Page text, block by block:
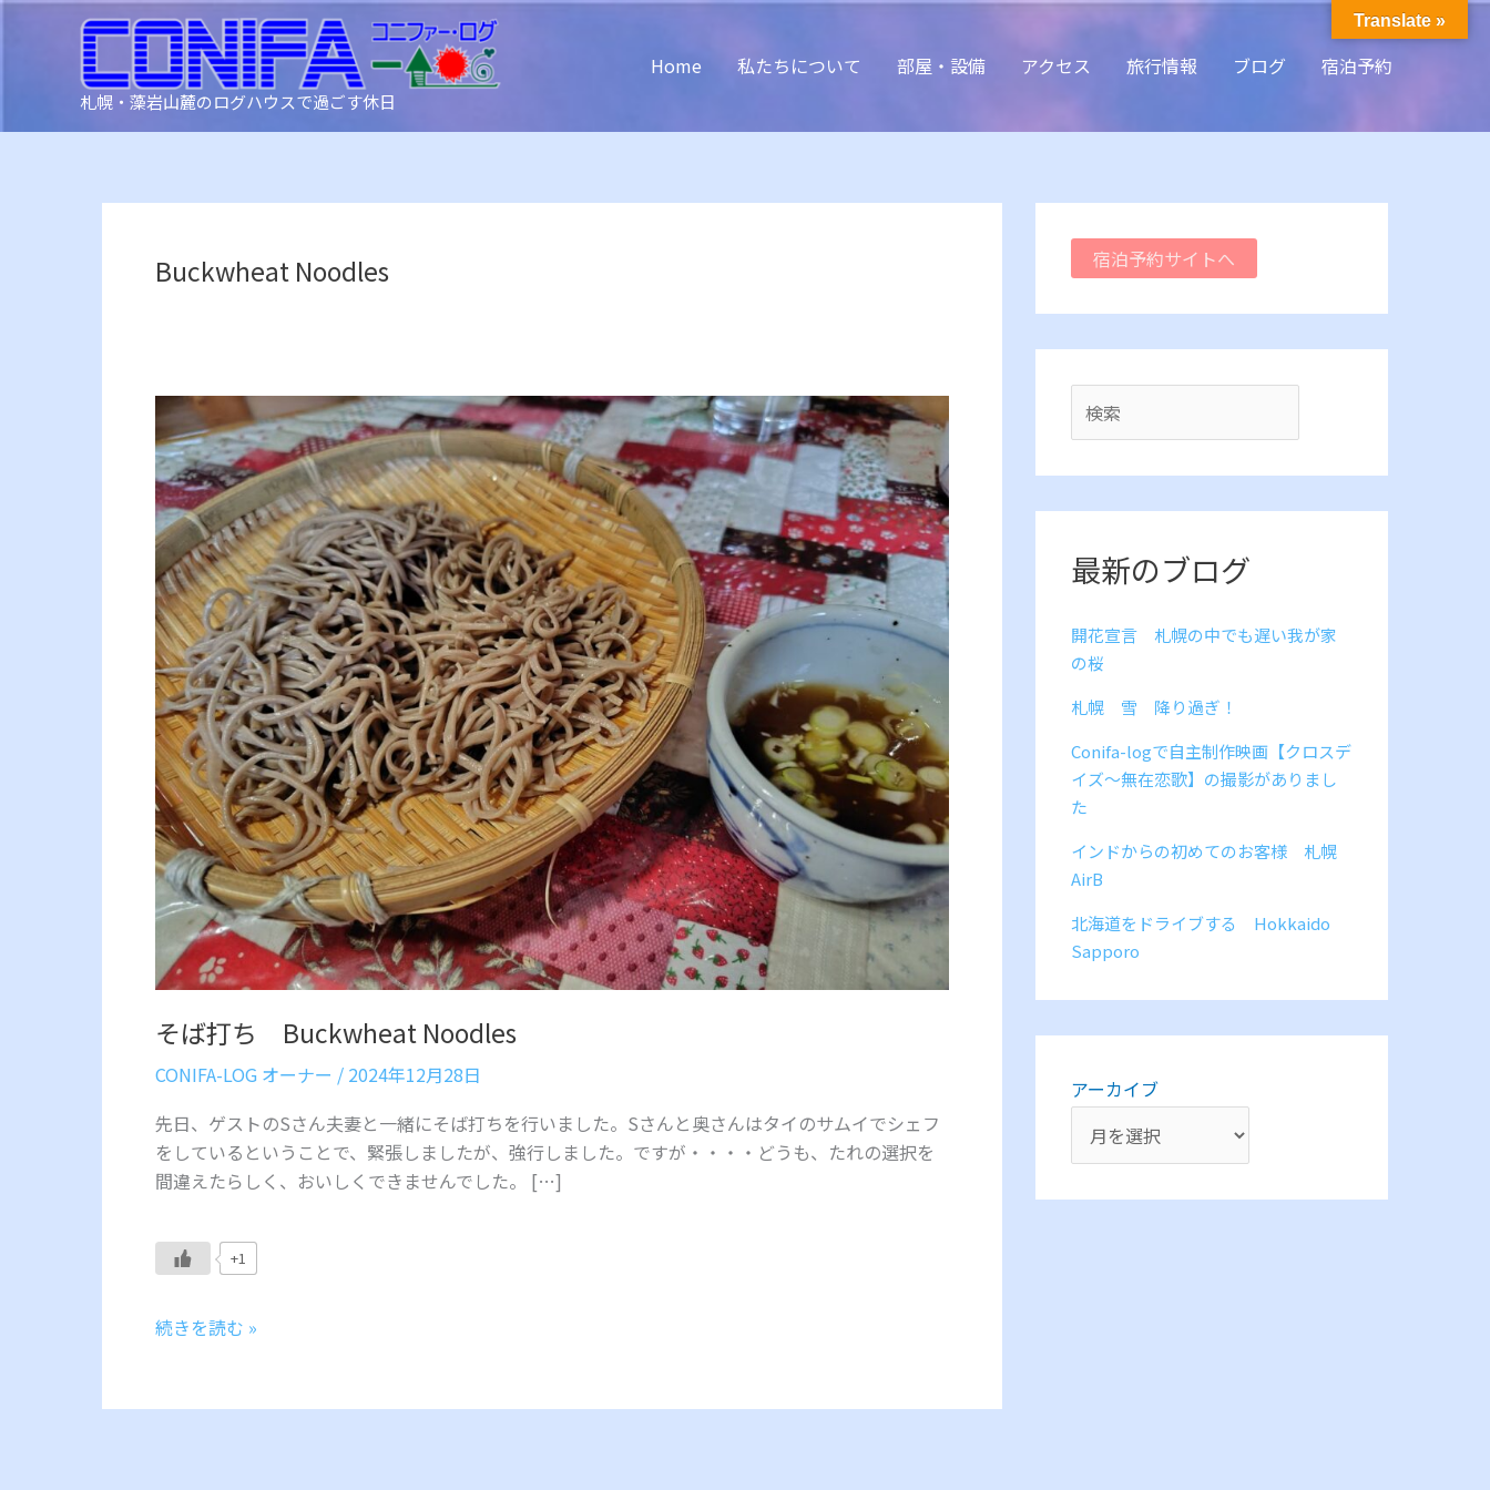
キ
札幌・藻岩山麓のログハウスで過ごす休日
Home 私たちについて 部屋・設備 アクセス 旅行情報 ブログ 宿泊予約
Buckwheat Noodles
そば打ち Buckwheat Noodles
CONIFA-LOG オーナー / 2024年12月28日
先日、ゲストのSさん夫妻と一緒にそば打ちを行いました。Sさんと奥さんはタイのサムイでシェフ
をしているということで、緊張しましたが、強行しました。ですが・・・・どうも、たれの選択を
間違えたらしく、おいしくできませんでした。 […]
+1
そ
ば
打
ち
Buckwheat
Noodles
続きを読む »
宿泊予約サイトへ
最新のブログ
開花宣言 札幌の中でも遅い我が家
の桜
札幌 雪 降り過ぎ！
Conifa-logで自主制作映画【クロスデ
イズ～無在恋歌】の撮影がありまし
た
インドからの初めてのお客様 札幌
AirB
北海道をドライブする Hokkaido
Sapporo
アーカイブ
Translate »